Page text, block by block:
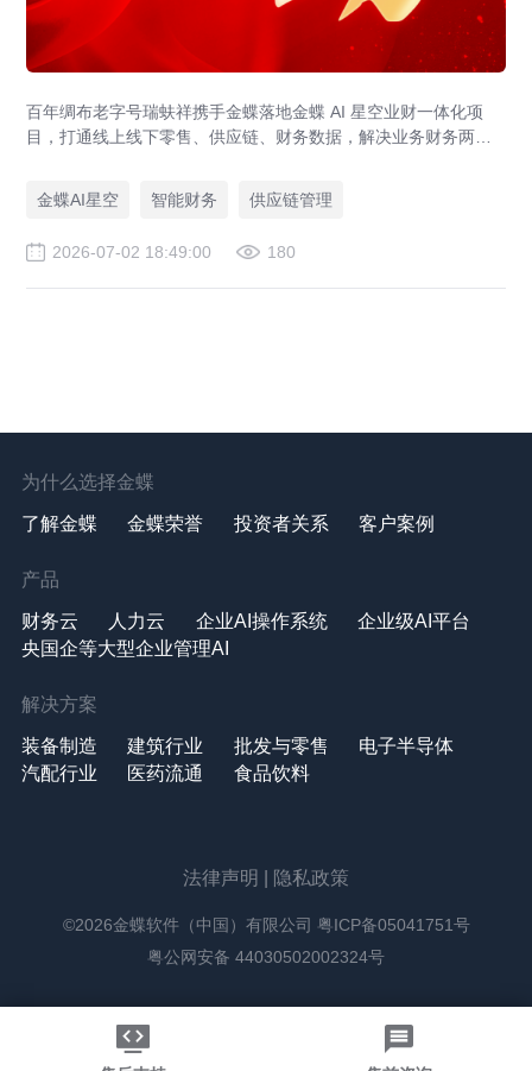
百年绸布老字号瑞蚨祥携手金蝶落地金蝶 AI 星空业财一体化项
目，打通线上线下零售、供应链、财务数据，解决业务财务两张
金蝶AI星空
智能财务 供应链管理
2026-07-02 18:49:00 180
为什么选择金蝶
了解金蝶 金蝶荣誉 投资者关系 客户案例
产品
财务云 人力云 企业AI操作系统
企业级AI平台
央国企等大型企业管理AI
解决方案
装备制造 建筑行业 批发与零售
电子半导体
汽配行业
医药流通 食品饮料
法律声明 隐私政策
©2026金蝶软件（中国）有限公司 粤ICP备05041751号
粤公网安备 44030502002324号